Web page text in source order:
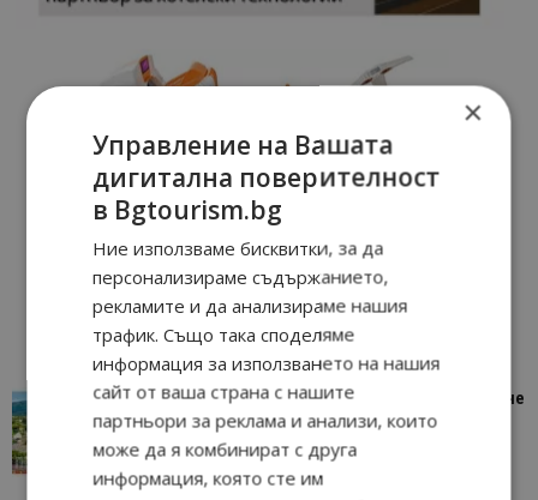
“Пощенска картичка от…”: Петрич – Изживяване
отвъд очакваното
Петрич 11/07/2026 11:22
×
Управление на Вашата
дигитална поверителност
в Bgtourism.bg
Ние използваме бисквитки, за да
персонализираме съдържанието,
рекламите и да анализираме нашия
трафик. Също така споделяме
информация за използването на нашия
сайт от ваша страна с нашите
партньори за реклама и анализи, които
може да я комбинират с друга
информация, която сте им